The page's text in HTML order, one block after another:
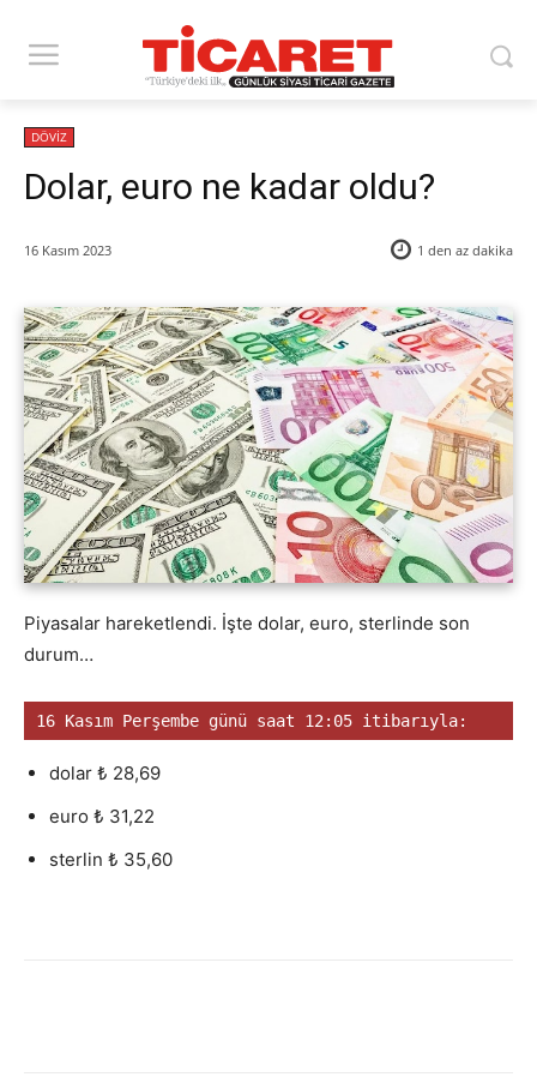
DÖVİZ
Dolar, euro ne kadar oldu?
16 Kasım 2023 1 den az dakika
Piyasalar hareketlendi. İşte dolar, euro, sterlinde son
durum…
16 Kasım Perşembe günü saat 12:05 itibarıyla:
dolar ₺ 28,69
euro ₺ 31,22
sterlin ₺ 35,60